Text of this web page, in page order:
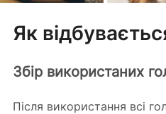
Як
Збір використаних
Після використання всі